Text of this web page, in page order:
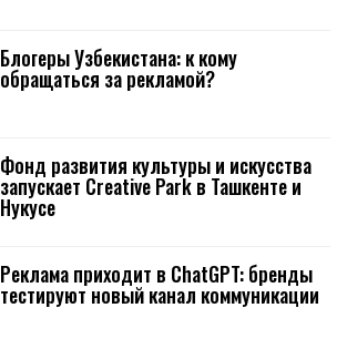
Блогеры Узбекистана: к кому
обращаться за рекламой?
Фонд развития культуры и искусства
запускает Creative Park в Ташкенте и
Нукусе
Реклама приходит в ChatGPT: бренды
тестируют новый канал коммуникации